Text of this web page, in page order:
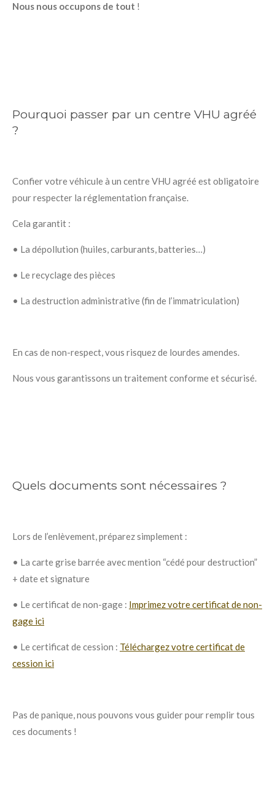
Nous nous occupons de tout !
Pourquoi passer par un centre VHU agréé
?
Confier votre véhicule à un centre VHU agréé est obligatoire
pour respecter la réglementation française.
Cela garantit :
• La dépollution (huiles, carburants, batteries…)
• Le recyclage des pièces
• La destruction administrative (fin de l’immatriculation)
En cas de non-respect, vous risquez de lourdes amendes.
Nous vous garantissons un traitement conforme et sécurisé.
Quels documents sont nécessaires ?
Lors de l’enlèvement, préparez simplement :
• La carte grise barrée avec mention “cédé pour destruction”
+ date et signature
• Le certificat de non-gage : Imprimez votre certificat de non-
gage ici
• Le certificat de cession : Téléchargez votre certificat de
cession ici
Pas de panique, nous pouvons vous guider pour remplir tous
ces documents !